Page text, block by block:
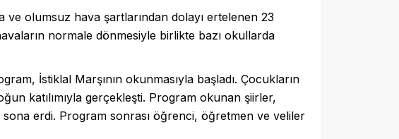
ve olumsuz hava şartlarından dolayı ertelenen 23
normale dönmesiyle birlikte bazı okullarda
İstiklal Marşının okunmasıyla başladı. Çocukların
katılımıyla gerçekleşti. Program okunan şiirler,
erdi. Program sonrası öğrenci, öğretmen ve veliler